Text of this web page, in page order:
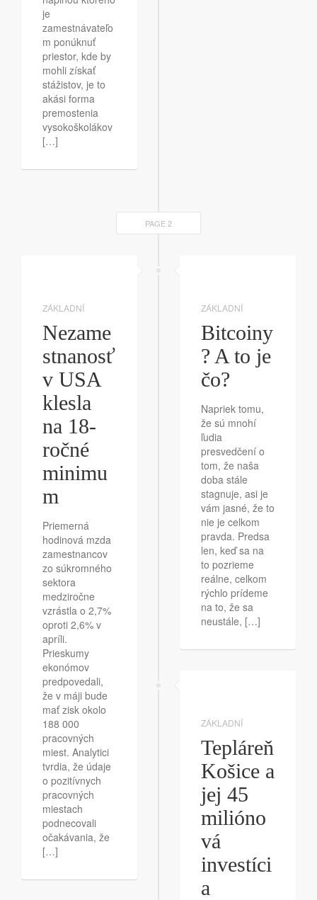
je
zamestnávateľo
m ponúknuť
priestor, kde by
mohli získať
stážistov, je to
akási forma
premostenia
vysokoškolákov
[…]
PAGE 2
ZÁKLADNÍ
Nezame
stnanosť
v USA
klesla
na 18-
ročné
minimu
m
Priemerná
hodinová mzda
zamestnancov
zo súkromného
sektora
medziročne
vzrástla o 2,7%
oproti 2,6% v
apríli.
Prieskumy
ekonómov
predpovedali,
že v máji bude
mať zisk okolo
188 000
pracovných
miest. Analytici
tvrdia, že údaje
o pozitívnych
pracovných
miestach
podnecovali
očakávania, že
[…]
ZÁKLADNÍ
Bitcoiny
? A to je
čo?
Napriek tomu,
že sú mnohí
ľudia
presvedčení o
tom, že naša
doba stále
stagnuje, asi je
vám jasné, že to
nie je celkom
pravda. Predsa
len, keď sa na
to pozrieme
reálne, celkom
rýchlo prídeme
na to, že sa
neustále, […]
ZÁKLADNÍ
Tepláreň
Košice a
jej 45
milióno
vá
investíci
a